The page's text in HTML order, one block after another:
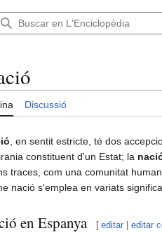
Discussió
, en sentit estricte, té dos
constituent d'un Estat; la
traces, com una comunitat
nació s'emplea en variats
en Espanya [ editar |editar